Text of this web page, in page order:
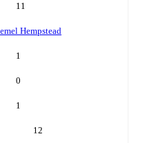
11
Hempstead
1
0
1
12